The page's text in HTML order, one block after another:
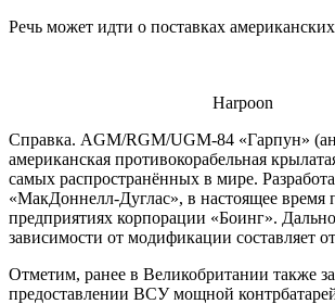
Речь может идти о поставках
Harpoon
Справка. AGM/RGM/UGM-84 «Гарпун»
американская противокорабельная
самых распространённых в мире.
«МакДоннелл-Дуглас», в настоящее время
предприятиях корпорации «Боинг».
зависимости от модификации составляет
Отметим, ранее в Великобритании также
предоставлении ВСУ мощной